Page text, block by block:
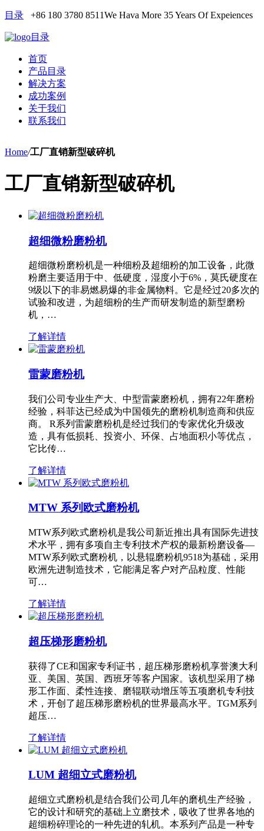
目录 +86 180 3780 8511We Hava More 35 Years Of Expeiences
目录
首页
产品目录
解决方案
成功案例
关于我们
联系我们
Home/工厂直销新型破碎机
工厂直销新型破碎机
超细微粉磨粉机
超细微粉磨粉机是一种细粉及超细粉的加工设备，此微
粉磨主要适用于中、低硬度，湿度小于6%，莫氏硬度在
9级以下的非易燃易爆的非金属物料。它是经过20多次的
试验和改进，为超细粉的生产而研发制造的新型磨粉
机，…
了解详情
雷蒙磨粉机
我们公司专业生产大、中型雷蒙磨粉机，拥有22年磨粉
经验，科菲达已经成为中国领先的磨粉机制造商和供应
商。 R系列雷蒙磨粉机是经过我们的专家优化升级改
造，具有低损耗、投资小、环保、占地面积小等优点，
它比传…
了解详情
MTW 系列欧式磨粉机
MTW系列欧式磨粉机是我公司新近推出具有国际先进技
术水平，拥有多项自主专利技术产权的最新粉磨设备—
MTW系列欧式磨粉机，以悬辊磨粉机9518为基础，采用
欧洲先进制造技术，它能满足客户对产品粒度、性能
可…
了解详情
超压梯形磨粉机
获得了CE和国家专利证书，超压梯形磨粉机享誉澳大利
亚、美国、英国、西班牙等客户国家。该机型采用了梯
形工作面、柔性连接、磨辊联动增压等五项磨机专利技
术，开创了超压梯形磨粉机的世界最高水平。TGM系列
超压…
了解详情
LUM 超细立式磨粉机
超细立式磨粉机是结合我们公司几年的磨机生产经验，
它的设计和研究的基础上立磨技术，吸收了世界各地的
超细粉碎理论的一种先进的轧机。本系列产品是一种专